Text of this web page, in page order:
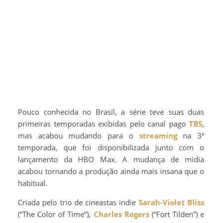
Pouco conhecida no Brasil, a série teve suas duas
primeiras temporadas exibidas pelo canal pago TBS,
mas acabou mudando para o streamingna 3ª
temporada, que foi disponibilizada junto com o
lançamento da HBO Max. A mudança de mídia
acabou tornando a produção ainda mais insana que o
habitual.
Criada pelo trio de cineastas indie Sarah-Violet Bliss
(“The Color of Time”), Charles Rogers(“Fort Tilden”) e